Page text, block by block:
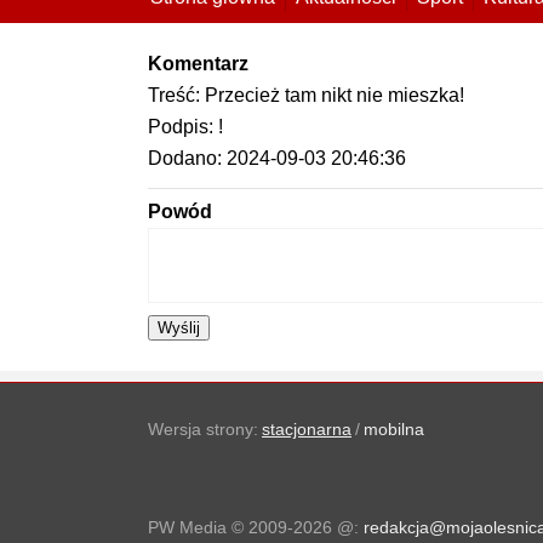
Komentarz
Treść: Przecież tam nikt nie mieszka!
Podpis: !
Dodano: 2024-09-03 20:46:36
Powód
Wyślij
Wersja strony: stacjonarna / mobilna
PW Media © 2009-2026 @: